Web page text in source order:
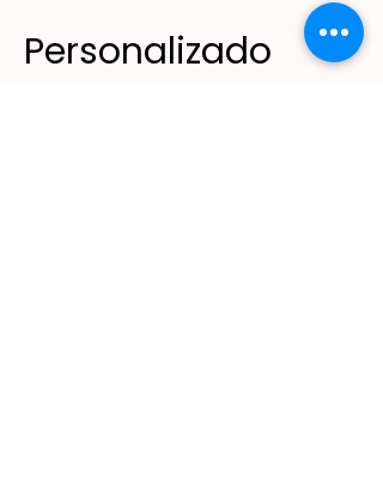
Personalizado